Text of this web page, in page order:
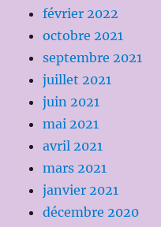
février 2022
octobre 2021
septembre 2021
juillet 2021
juin 2021
mai 2021
avril 2021
mars 2021
janvier 2021
décembre 2020